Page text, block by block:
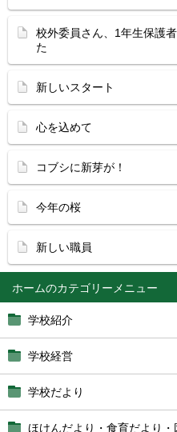
ホーム
学校紹介
学校経営
学校だより
ほけんだより・食育だより・
校外委員さん、1年生保護
た
新しいスタート
心を込めて
コブシに新芽が！
今年の桜
新しい職員